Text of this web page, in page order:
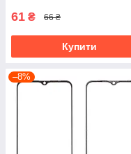
61 ₴ 66 ₴
Купити
–8%